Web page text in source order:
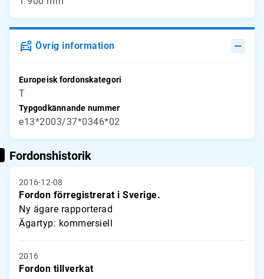
Övrig information
Europeisk fordonskategori
T
Typgodkännande nummer
e13*2003/37*0346*02
Fordonshistorik
2016-12-08
Fordon förregistrerat i Sverige.
Ny ägare rapporterad
Ägartyp: kommersiell
2016
Fordon tillverkat